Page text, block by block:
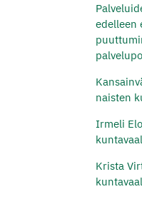
edelleen
naisten
Irmeli
Krista